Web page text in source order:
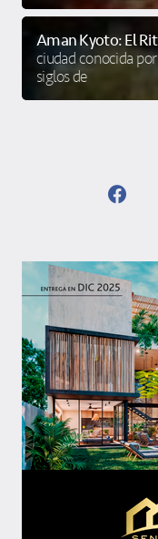
Aman Kyoto: El
ciudad conocida
siglos de